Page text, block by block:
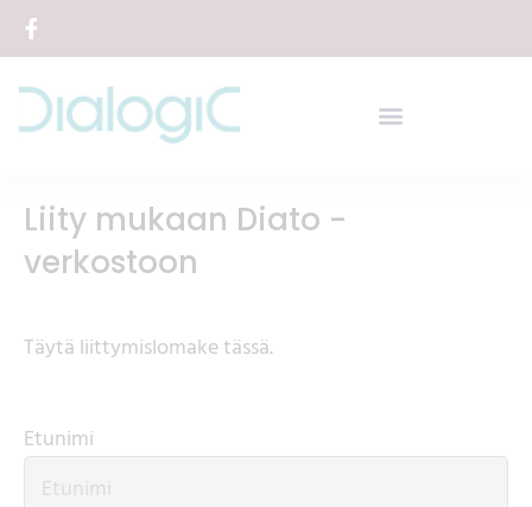
Siirry
sisältöön
Liity mukaan Diato -
verkostoon
Täytä liittymislomake tässä.
Etunimi